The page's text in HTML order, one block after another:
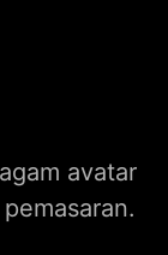
avatar